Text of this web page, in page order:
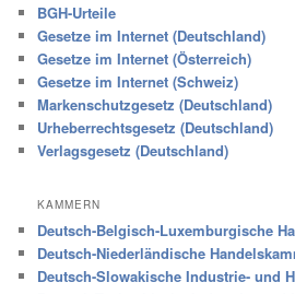
BGH-Urteile
Gesetze im Internet (Deutschland)
Gesetze im Internet (Österreich)
Gesetze im Internet (Schweiz)
Markenschutzgesetz (Deutschland)
Urheberrechtsgesetz (Deutschland)
Verlagsgesetz (Deutschland)
KAMMERN
Deutsch-Belgisch-Luxemburgische
Deutsch-Niederländische
Deutsch-Slowakische Industrie- und